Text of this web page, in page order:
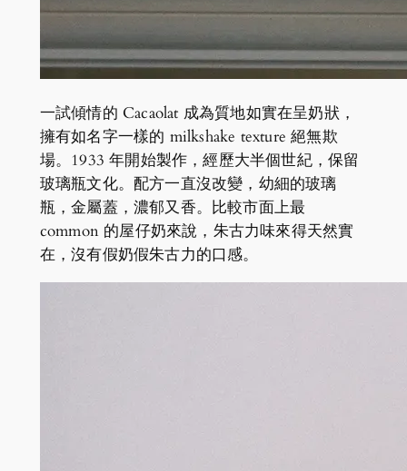
一試傾情的 Cacaolat 成為質地如實在呈奶狀，
擁有如名字一樣的 milkshake texture 絕無欺
場。1933 年開始製作，經歷大半個世紀，保留
玻璃瓶文化。配方一直沒改變，幼細的玻璃
瓶，金屬蓋，濃郁又香。比較市面上最
common 的屋仔奶來說，朱古力味來得天然實
在，沒有假奶假朱古力的口感。